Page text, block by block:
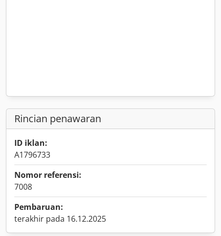
Rincian penawaran
ID iklan:
A1796733
Nomor referensi:
7008
Pembaruan:
terakhir pada 16.12.2025